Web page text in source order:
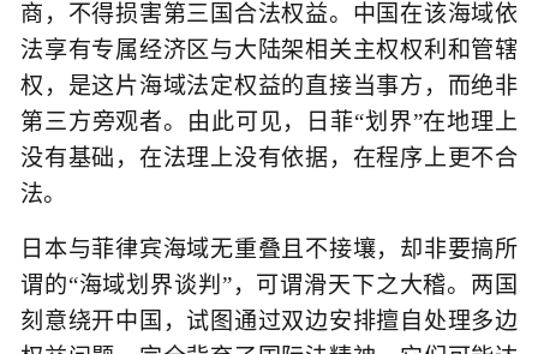
商，不得损害第三国合法权益。中国在该海域依
法享有专属经济区与大陆架相关主权权利和管辖
权，是这片海域法定权益的直接当事方，而绝非
第三方旁观者。由此可见，日菲“划界”在地理上
没有基础，在法理上没有依据，在程序上更不合
法。
日本与菲律宾海域无重叠且不接壤，却非要搞所
谓的“海域划界谈判”，可谓滑天下之大稽。两国
刻意绕开中国，试图通过双边安排擅自处理多边